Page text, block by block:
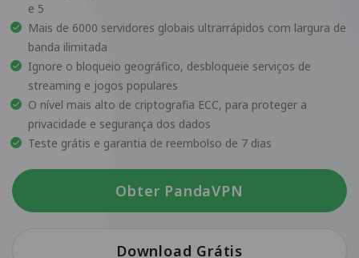
e 5
Mais de 6000 servidores globais ultrarrápidos com largura de
banda ilimitada
Ignore o bloqueio geográfico, desbloqueie serviços de
streaming e jogos populares
O nível mais alto de criptografia ECC, para proteger a
privacidade e segurança dos dados
Teste grátis e garantia de reembolso de 7 dias
Obter PandaVPN
Download Grátis